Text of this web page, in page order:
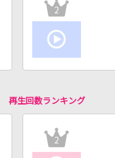
2
再生回数ランキング
2